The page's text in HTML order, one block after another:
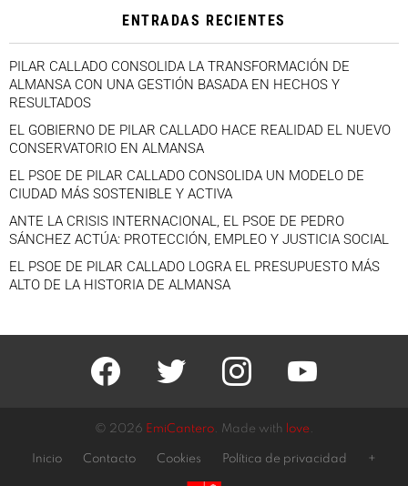
ENTRADAS RECIENTES
PILAR CALLADO CONSOLIDA LA TRANSFORMACIÓN DE
ALMANSA CON UNA GESTIÓN BASADA EN HECHOS Y
RESULTADOS
EL GOBIERNO DE PILAR CALLADO HACE REALIDAD EL NUEVO
CONSERVATORIO EN ALMANSA
EL PSOE DE PILAR CALLADO CONSOLIDA UN MODELO DE
CIUDAD MÁS SOSTENIBLE Y ACTIVA
ANTE LA CRISIS INTERNACIONAL, EL PSOE DE PEDRO
SÁNCHEZ ACTÚA: PROTECCIÓN, EMPLEO Y JUSTICIA SOCIAL
EL PSOE DE PILAR CALLADO LOGRA EL PRESUPUESTO MÁS
ALTO DE LA HISTORIA DE ALMANSA
facebook twitter instagram youtube
© 2026 EmiCantero. Made with love.
Inicio Contacto Cookies Política de privacidad +